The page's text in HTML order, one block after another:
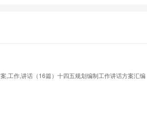
,工作,讲话（16篇）十四五规划编制工作讲话方案汇编